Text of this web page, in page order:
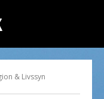
& Livssyn